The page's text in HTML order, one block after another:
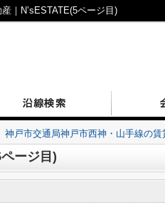
｜N’sESTATE(5ページ目)
神戸市交通局神戸市西神・山手線の賃
ージ目)